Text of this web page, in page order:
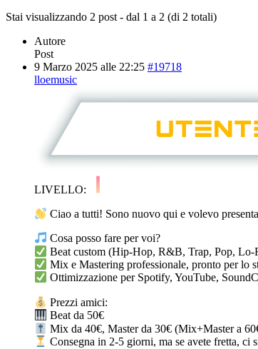
Stai visualizzando 2 post - dal 1 a 2 (di 2 totali)
Autore
Post
9 Marzo 2025 alle 22:25 #19718
lloemusic
LIVELLO:
Ciao a tutti! Sono nuovo qui e volevo
Cosa posso fare per voi?
Beat custom (Hip-Hop, R&B, Trap, Pop,
Mix e Mastering professionale, pronto per lo
Ottimizzazione per Spotify, YouTube,
Prezzi amici:
Beat da 50€
Mix da 40€, Master da 30€ (Mix+Master a
Consegna in 2-5 giorni, ma se avete fretta, ci